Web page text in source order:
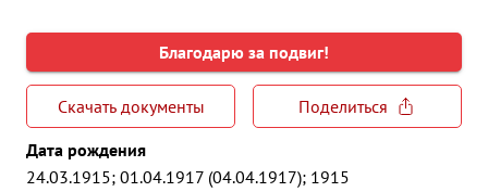
Благодарю за подвиг!
Скачать документы
Поделиться
Дата рождения
24.03.1915; 01.04.1917 (04.04.1917); 1915